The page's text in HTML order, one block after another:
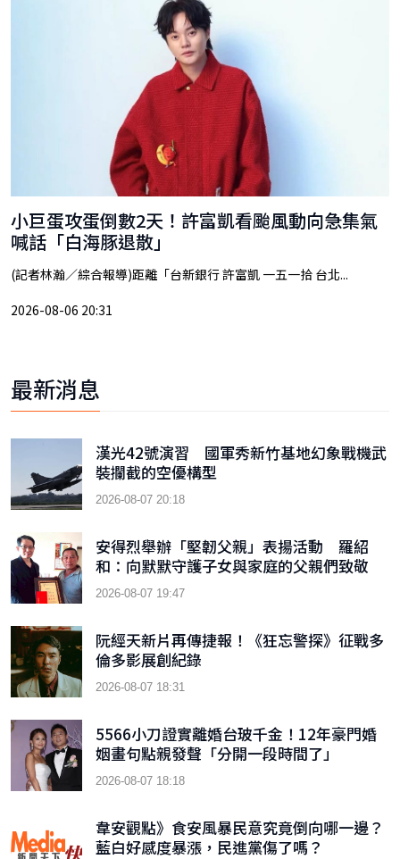
小巨蛋攻蛋倒數2天！許富凱看颱風動向急集氣
喊話「白海豚退散」
(記者林瀚／綜合報導)距離「台新銀行 許富凱 一五一拾 台北...
2026-08-06 20:31
最新消息
漢光42號演習 國軍秀新竹基地幻象戰機武
裝攔截的空優構型
2026-08-07 20:18
安得烈舉辦「堅韌父親」表揚活動 羅紹
和：向默默守護子女與家庭的父親們致敬
2026-08-07 19:47
阮經天新片再傳捷報！《狂忘警探》征戰多
倫多影展創紀錄
2026-08-07 18:31
5566小刀證實離婚台玻千金！12年豪門婚
姻畫句點親發聲「分開一段時間了」
2026-08-07 18:18
韋安觀點》食安風暴民意究竟倒向哪一邊？
藍白好感度暴漲，民進黨傷了嗎？